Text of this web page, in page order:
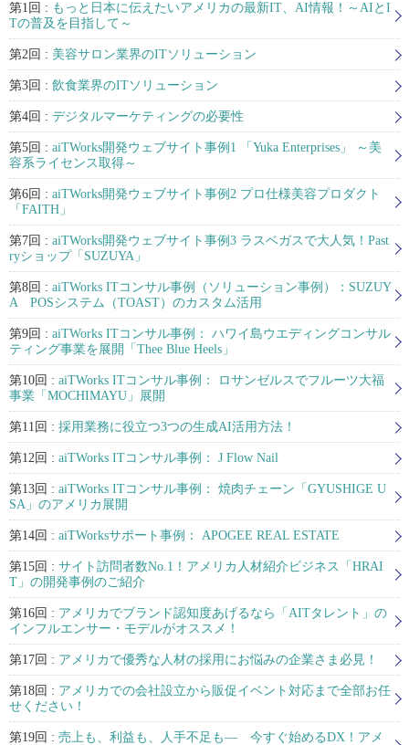
第1回 : もっと日本に伝えたいアメリカの最新IT、AI情報！～AIとI
Tの普及を目指して～
第2回 : 美容サロン業界のITソリューション
第3回 : 飲食業界のITソリューション
第4回 : デジタルマーケティングの必要性
第5回 : aiTWorks開発ウェブサイト事例1 「Yuka Enterprises」 ～美
容系ライセンス取得～
第6回 : aiTWorks開発ウェブサイト事例2 プロ仕様美容プロダクト
「FAITH」
第7回 : aiTWorks開発ウェブサイト事例3 ラスベガスで大人気！Past
ryショップ「SUZUYA」
第8回 : aiTWorks ITコンサル事例（ソリューション事例）：SUZUY
A POSシステム（TOAST）のカスタム活用
第9回 : aiTWorks ITコンサル事例： ハワイ島ウエディングコンサル
ティング事業を展開「Thee Blue Heels」
第10回 : aiTWorks ITコンサル事例： ロサンゼルスでフルーツ大福
事業「MOCHIMAYU」展開
第11回 : 採用業務に役立つ3つの生成AI活用方法！
第12回 : aiTWorks ITコンサル事例： J Flow Nail
第13回 : aiTWorks ITコンサル事例： 焼肉チェーン「GYUSHIGE U
SA」のアメリカ展開
第14回 : aiTWorksサポート事例： APOGEE REAL ESTATE
第15回 : サイト訪問者数No.1！アメリカ人材紹介ビジネス「HRAI
T」の開発事例のご紹介
第16回 : アメリカでブランド認知度あげるなら「AITタレント」の
インフルエンサー・モデルがオススメ！
第17回 : アメリカで優秀な人材の採用にお悩みの企業さま必見！
第18回 : アメリカでの会社設立から販促イベント対応まで全部お任
せください！
第19回 : 売上も、利益も、人手不足も— 今すぐ始めるDX！アメ